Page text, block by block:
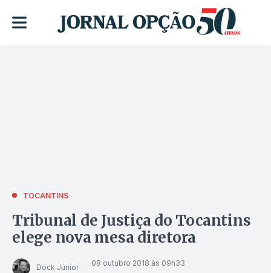
TOCANTINS
Tribunal de Justiça do Tocantins
elege nova mesa diretora
Dock Júnior 08 outubro 2018 às 09h33